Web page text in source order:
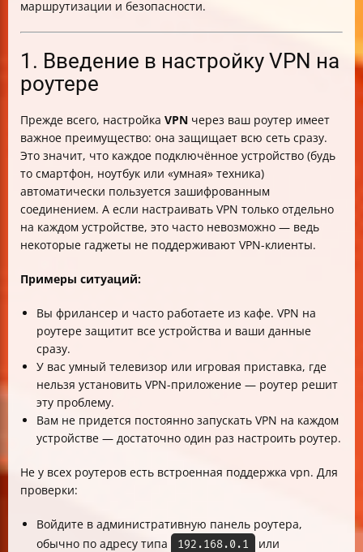
маршрутизации и безопасности.
1. Введение в настройку VPN на
роутере
Прежде всего, настройка VPN через ваш роутер имеет
важное преимущество: она защищает всю сеть сразу.
Это значит, что каждое подключённое устройство (будь
то смартфон, ноутбук или «умная» техника)
автоматически пользуется зашифрованным
соединением. А если настраивать VPN только отдельно
на каждом устройстве, это часто невозможно — ведь
некоторые гаджеты не поддерживают VPN-клиенты.
Примеры ситуаций:
Вы фрилансер и часто работаете из кафе. VPN на
роутере защитит все устройства и ваши данные
сразу.
У вас умный телевизор или игровая приставка, где
нельзя установить VPN-приложение — роутер решит
эту проблему.
Вам не придется постоянно запускать VPN на каждом
устройстве — достаточно один раз настроить роутер.
Не у всех роутеров есть встроенная поддержка vpn. Для
проверки:
Войдите в административную панель роутера,
обычно по адресу типа
192.168.0.1 или